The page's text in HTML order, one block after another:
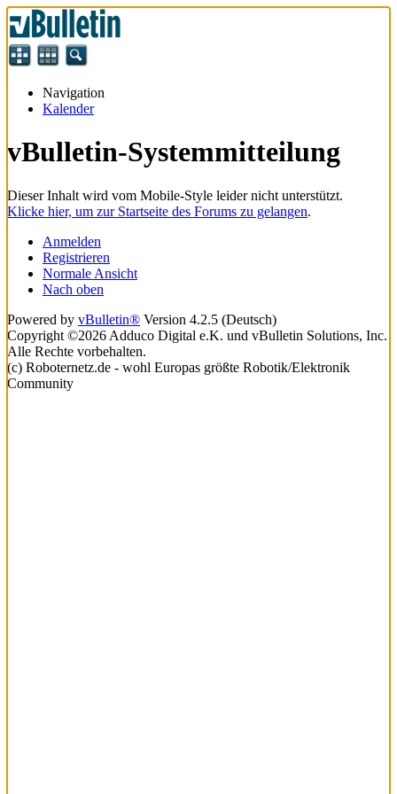
Navigation
Kalender
vBulletin-Systemmitteilung
Dieser Inhalt wird vom Mobile-Style leider nicht unterstützt.
Klicke hier, um zur Startseite des Forums zu gelangen.
Anmelden
Registrieren
Normale Ansicht
Nach oben
Powered by vBulletin® Version 4.2.5 (Deutsch)
Copyright ©2026 Adduco Digital e.K. und vBulletin Solutions, Inc.
Alle Rechte vorbehalten.
(c) Roboternetz.de - wohl Europas größte Robotik/Elektronik
Community